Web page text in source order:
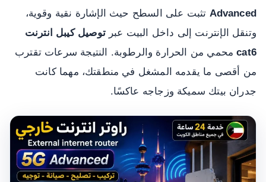
Advanced تثبت على السطح حيث الإشارة نقية وقوية،
وتنقل الإنترنت إلى داخل البيت عبرتوصيل كيبل انترنت
cat6محمي من الحرارة والرطوبة. النتيجة سرعات تقترب
من أقصى ما يقدمه المشغل في منطقتك، مهما كانت
جدران بيتك سميكة وزجاجه عاكسًا.